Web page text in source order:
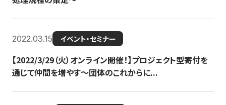
2022.03.15 イベント・セミナー
【2022/3/29（火）オンライン開催！】プロジェクト型寄付を
通じて仲間を増やす～団体のこれからに...